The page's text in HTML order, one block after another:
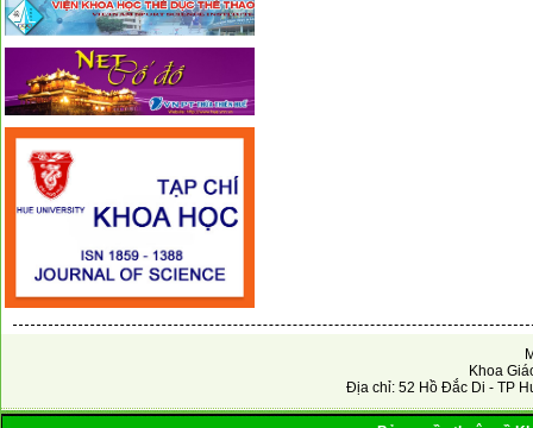
Khoa
Địa chỉ: 52 Hồ Đắc Di - TP